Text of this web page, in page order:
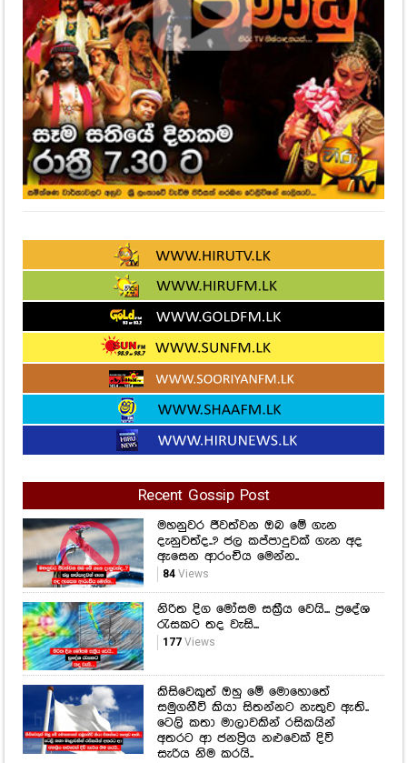
Recent Gossip Post
මහනුවර ජීවත්වන ඔබ මේ ගැන
දැනුවත්ද..? ජල කප්පාදුවක් ගැන අද
ඇසෙන ආරංචිය මෙන්න..
නිරිත දිග මෝසම සක්‍රීය වෙයි... ප්‍රදේශ
රැසකට තද වැසි...
177Views
කිසිවෙකුත් ඔහු මේ මොහොතේ
සමුගනීවි කියා සිතන්නට නැතුව ඇති..
ටෙලි කතා මාලාවකින් රසිකයින්
අතරට ආ ජනප්‍රිය නළුවෙක් දිවි
සැරිය නිම කරයි..
මුළු රටක්ම හැඬවූ ගයාන්ගේ අවසන්
ඉල්ලීම! අහිංසක පෙම්වතාගේ
ප්‍රාර්ථනය හිතේම හිරකරගෙන ගිය
අවාසනාවන්ත ගමන.